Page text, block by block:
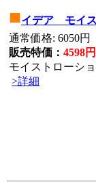
■イデア モイス
通常価格: 6050円
販売特価： 4598円
モイストローシ
>詳細